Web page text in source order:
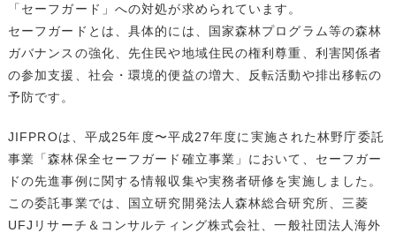
「セーフガード」への対処が求められています。
セーフガードとは、具体的には、国家森林プログラム等の森林
ガバナンスの強化、先住民や地域住民の権利尊重、利害関係者
の参加支援、社会・環境的便益の増大、反転活動や排出移転の
予防です。
JIFPROは、平成25年度〜平成27年度に実施された林野庁委託
事業「森林保全セーフガード確立事業」において、セーフガー
ドの先進事例に関する情報収集や実務者研修を実施しました。
この委託事業では、国立研究開発法人森林総合研究所、三菱
UFJリサーチ＆コンサルティング株式会社、一般社団法人海外